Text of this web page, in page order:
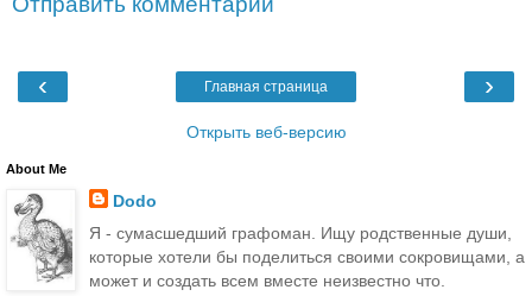
‹ ›
Главная страница
Открыть веб-версию
About Me
Dodo
Я - сумасшедший графоман. Ищу родственные души,
которые хотели бы поделиться своими сокровищами, а
может и создать всем вместе неизвестно что.